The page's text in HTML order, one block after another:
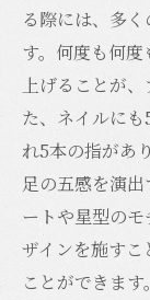
る際には、多
す。何度も何
上げることが
た、ネイルに
れ5本の指があ
足の五感を演
ートや星型の
ザインを施す
ことができま